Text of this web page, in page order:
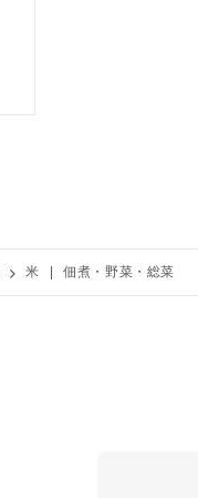
米 佃煮・野菜・総菜